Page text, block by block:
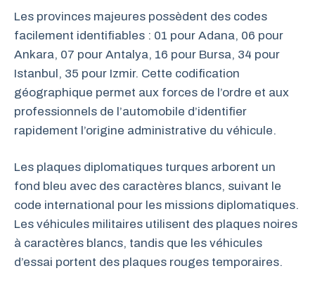
Les provinces majeures possèdent des codes
facilement identifiables : 01 pour Adana, 06 pour
Ankara, 07 pour Antalya, 16 pour Bursa, 34 pour
Istanbul, 35 pour Izmir. Cette codification
géographique permet aux forces de l’ordre et aux
professionnels de l’automobile d’identifier
rapidement l’origine administrative du véhicule.
Les plaques diplomatiques turques arborent un
fond bleu avec des caractères blancs, suivant le
code international pour les missions diplomatiques.
Les véhicules militaires utilisent des plaques noires
à caractères blancs, tandis que les véhicules
d’essai portent des plaques rouges temporaires.